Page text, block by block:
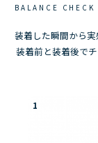
BALANCE CHECK
装着した瞬間から
装着前と装着後で
1